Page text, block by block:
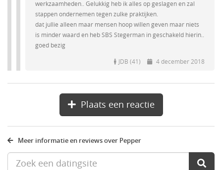
werkzaamheden.. Gelukkig heb ik alles op geslagen en zal
stappen ondernemen tegen zulke praktijken.
dat jullie alleen maar mensen hoop willen geven maar niets
is minder waard en heb SBS Stegerman in geschakeld hierin..
goed bezig
JDB (41) 4 december 2018
Plaats een reactie
Meer informatie en reviews over Pepper